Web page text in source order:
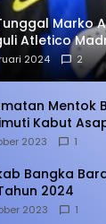
Marko
Atletico
2024 2
Mentok
Kabut
2023 1
Bangka
2024
2023 1